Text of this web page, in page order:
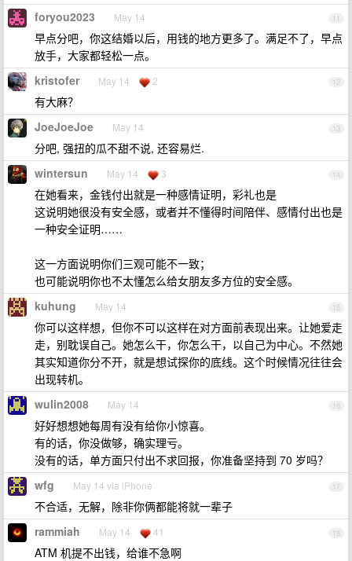
11
foryou2023 May 14
早点分吧，你这结婚以后，用钱的地方更多了。满足不了，早点
放手，大家都轻松一点。
12
kristofer May 14 2
有大麻？
13
JoeJoeJoe May 14
分吧, 强扭的瓜不甜不说, 还容易烂.
14
wintersun May 14 3
在她看来，金钱付出就是一种感情证明，彩礼也是
这说明她很没有安全感，或者并不懂得时间陪伴、感情付出也是
一种安全证明……
这一方面说明你们三观可能不一致；
也可能说明你也不太懂怎么给女朋友多方位的安全感。
15
kuhung May 14
你可以这样想，但你不可以这样在对方面前表现出来。让她爱走
走，别耽误自己。她怎么干，你怎么干，以自己为中心。不然她
其实知道你分不开，就是想试探你的底线。这个时候情况往往会
出现转机。
16
wulin2008 May 14
好好想想她每周有没有给你小惊喜。
有的话，你没做够，确实理亏。
没有的话，单方面只付出不求回报，你准备坚持到 70 岁吗？
17
wfg May 14 via iPhone
不合适，无解，除非你俩都能将就一辈子
18
rammiah May 14 41
ATM 机提不出钱，给谁不急啊